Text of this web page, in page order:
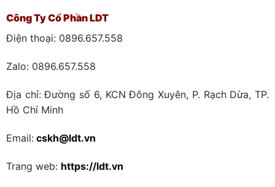
Công Ty Cổ Phần LDT
Điện thoại: 0896.657.558
Zalo: 0896.657.558
Địa chỉ: Đường số 6, KCN Đông Xuyên, P. Rạch Dừa, TP.
Hồ Chí Minh
Email: cskh@ldt.vn
Trang web: https://ldt.vn